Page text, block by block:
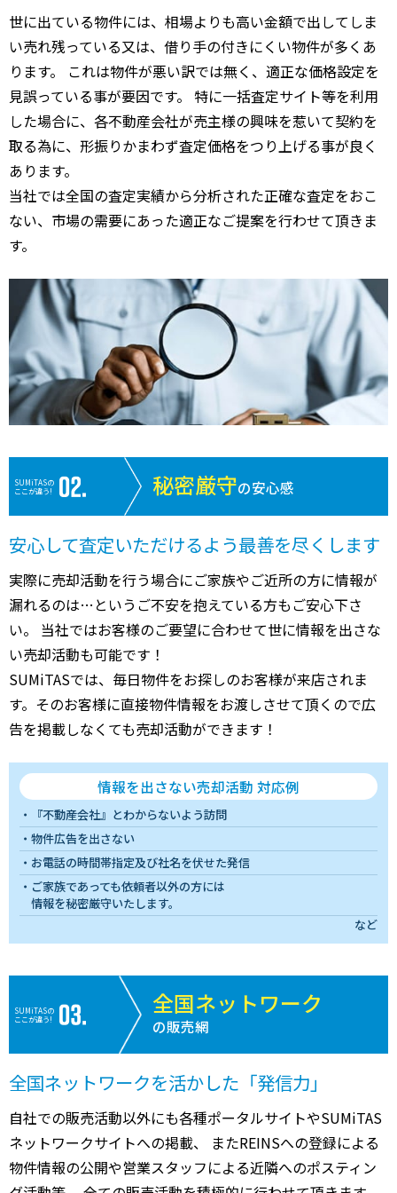
世に出ている物件には、相場よりも高い金額で出してしま
い売れ残っている又は、借り手の付きにくい物件が多くあ
ります。 これは物件が悪い訳では無く、適正な価格設定を
見誤っている事が要因です。 特に一括査定サイト等を利用
した場合に、各不動産会社が売主様の興味を惹いて契約を
取る為に、形振りかまわず査定価格をつり上げる事が良く
あります。
当社では全国の査定実績から分析された正確な査定をおこ
ない、市場の需要にあった適正なご提案を行わせて頂きま
す。
SUMiTASの
ここが違う!
秘密厳守の安心感
安心して査定いただけるよう最善を尽くします
実際に売却活動を行う場合にご家族やご近所の方に情報が
漏れるのは…というご不安を抱えている方もご安心下さ
い。 当社ではお客様のご要望に合わせて世に情報を出さな
い売却活動も可能です！
SUMiTASでは、毎日物件をお探しのお客様が来店されま
す。そのお客様に直接物件情報をお渡しさせて頂くので広
告を掲載しなくても売却活動ができます！
情報を出さない売却活動 対応例
『不動産会社』とわからないよう訪問
物件広告を出さない
お電話の時間帯指定及び社名を伏せた発信
ご家族であっても依頼者以外の方には
情報を秘密厳守いたします。
など
SUMiTASの
ここが違う!
全国ネットワーク
の販売網
全国ネットワークを活かした「発信力」
自社での販売活動以外にも各種ポータルサイトやSUMiTAS
ネットワークサイトへの掲載、 またREINSへの登録による
物件情報の公開や営業スタッフによる近隣へのポスティン